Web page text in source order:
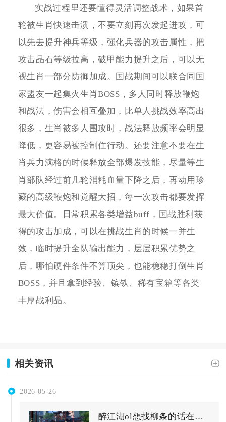
实战过程里还要懂得灵活调整战术，如果首
轮被生肖快速击溃，不要立刻再次发起进攻，可
以先去提升神兵等级，强化兵器的攻击属性，把
攻击晶石等级拉高，破甲能力提升之后，可以无
视生肖一部分防御加成。国战期间可以联合同国
家盟友一起集火生肖BOSS，多人同时释放鞭炮
和战法，伤害会相互叠加，比单人挑战效率高出
很多，生肖被多人围攻时，战法释放频率会明显
降低，更容易被控制住行动。还要注意不要在生
肖兵力满格的时候释放全部爆发技能，尽量等生
肖部队经过前几轮消耗血量下降之后，再动用珍
藏的高级鞭炮和觉醒大招，每一次攻击都要发挥
最大价值。日常积累各类增益buff，国战胜利获
得的攻击加成，可以在挑战生肖的时候一并生
效，临时提升全队输出能力，层层积累优势之
后，哪怕硬件条件不算顶尖，也能稳稳打倒生肖
BOSS，并且拿到经验、镔铁、稀有宝箱等各类
丰厚战利品。
相关资讯
2026-05-26
醉江湖ol想找柳条的话在醉江湖ol中应该去哪里